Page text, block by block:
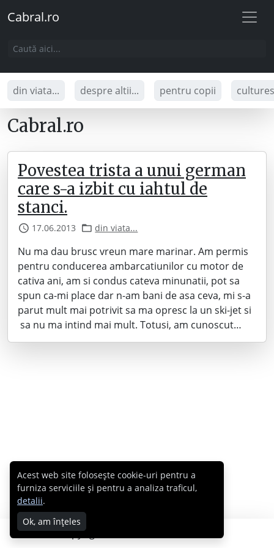
Cabral.ro
din viata... despre altii... pentru copii
Cabral.ro
Povestea trista a unui german
care s-a izbit cu iahtul de
stanci.
17.06.2013 din viata...
Nu ma dau brusc vreun mare marinar. Am permis
pentru conducerea ambarcatiunilor cu motor de
cativa ani, am si condus cateva minunatii, pot sa
spun ca-mi place dar n-am bani de asa ceva, mi s-a
parut mult mai potrivit sa ma opresc la un ski-jet si
sa nu ma intind mai mult. Totusi, am cunoscut…
Copyright © 2007 - 2026 Cabral.ro
Acest web site folosește cookie-uri pentru a
furniza serviciile și pentru a analiza traficul,
detalii.
Ok, am înțeles